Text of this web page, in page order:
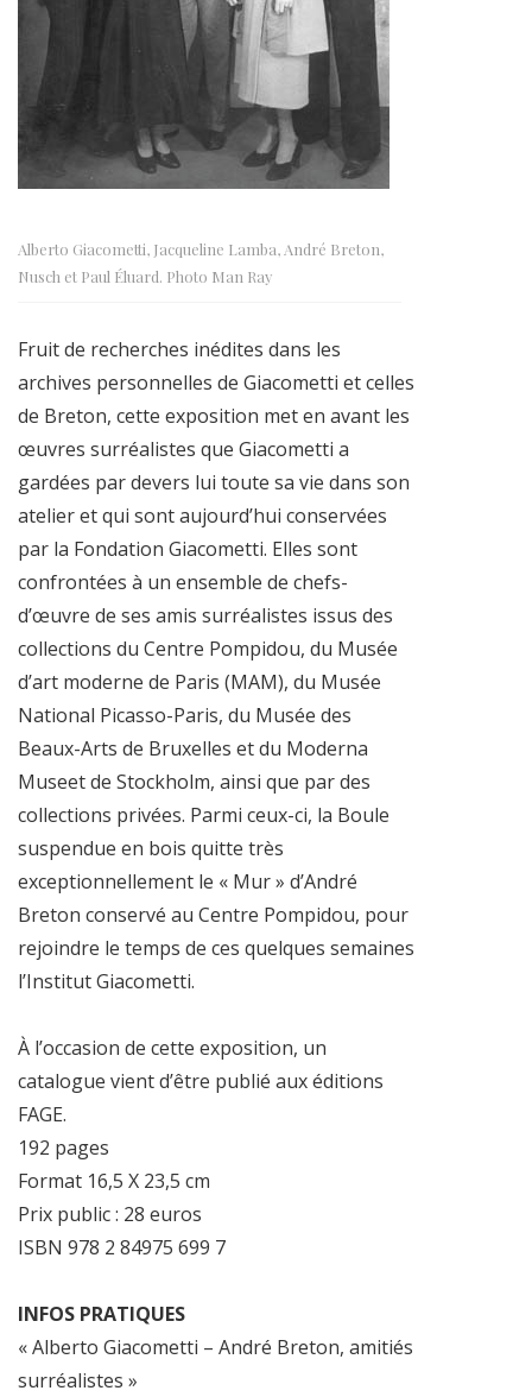
Alberto Giacometti, Jacqueline Lamba, André Breton,
Nusch et Paul Éluard. Photo Man Ray
Fruit de recherches inédites dans les
archives personnelles de Giacometti et celles
de Breton, cette exposition met en avant les
œuvres surréalistes que Giacometti a
gardées par devers lui toute sa vie dans son
atelier et qui sont aujourd’hui conservées
par la Fondation Giacometti. Elles sont
confrontées à un ensemble de chefs-
d’œuvre de ses amis surréalistes issus des
collections du Centre Pompidou, du Musée
d’art moderne de Paris (MAM), du Musée
National Picasso-Paris, du Musée des
Beaux-Arts de Bruxelles et du Moderna
Museet de Stockholm, ainsi que par des
collections privées. Parmi ceux-ci, la Boule
suspendue en bois quitte très
exceptionnellement le « Mur » d’André
Breton conservé au Centre Pompidou, pour
rejoindre le temps de ces quelques semaines
l’Institut Giacometti.
À l’occasion de cette exposition, un
catalogue vient d’être publié aux éditions
FAGE.
192 pages
Format 16,5 X 23,5 cm
Prix public : 28 euros
ISBN 978 2 84975 699 7
INFOS PRATIQUES
« Alberto Giacometti – André Breton, amitiés
surréalistes »